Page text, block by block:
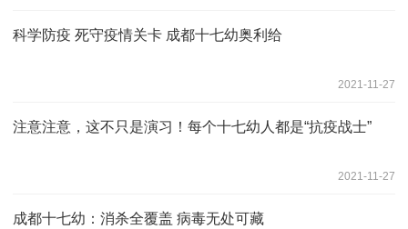
科学防疫 死守疫情关卡 成都十七幼奥利给
2021-11-27
注意注意，这不只是演习！每个十七幼人都是“抗疫战士”
2021-11-27
成都十七幼：消杀全覆盖 病毒无处可藏